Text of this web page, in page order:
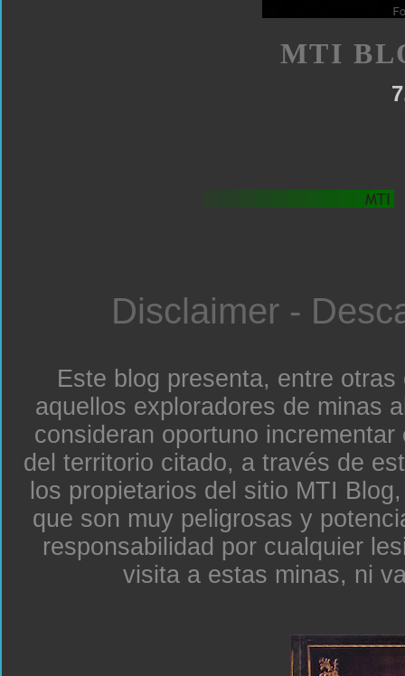
MTI
Disclaimer -
Este blog presenta, entre
aquellos exploradores de minas
consideran oportuno
del territorio citado, a través de
los propietarios del sitio MTI
que son muy peligrosas y
responsabilidad por cualquier
visita a estas minas, ni